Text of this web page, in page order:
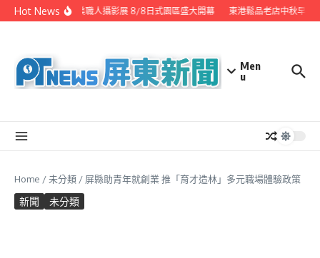
Skip to content
Hot News潮州之美職人攝影展 8/8日式園區盛大開幕 東港鬆品老店中秋早鳥
Men
u
Home /未分類 / 屏縣助青年就創業 推「育才造林」多元職場體驗政策
新聞 未分類